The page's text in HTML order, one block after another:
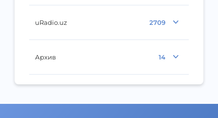
uRadio.uz 2709
Архив 14